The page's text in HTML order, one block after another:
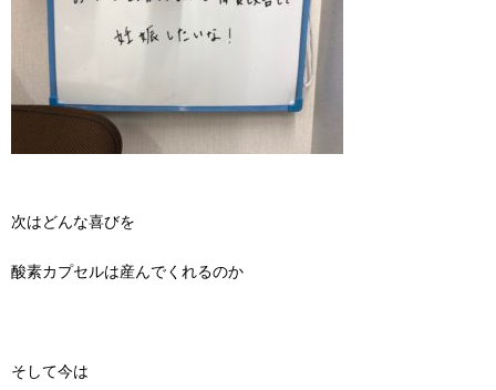
次はどんな喜びを
酸素カプセルは産んでくれるのか
そして今は